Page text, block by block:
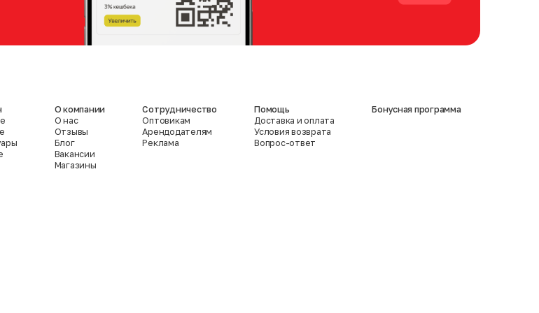
О компании
О нас
Отзывы
Блог
Вакансии
Магазины
Сотрудничество
Оптовикам
Арендодателям
Реклама
Помощь
Доставка и оплата
Условия возврата
Вопрос-ответ
Бонусная программа